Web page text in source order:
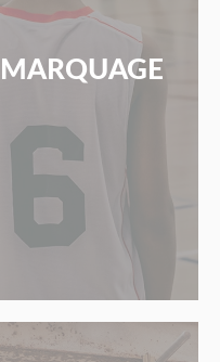
MARQUAGE